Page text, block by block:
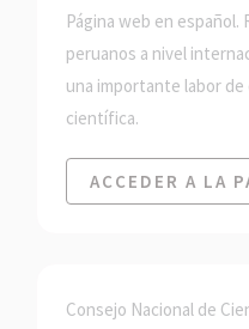
Página web en
peruanos a nivel
una importante labor
científica.
ACCEDER A LA
Consejo Nacional de